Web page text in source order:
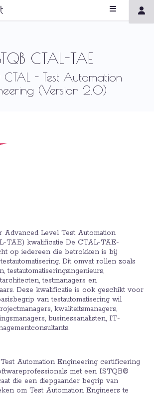
CTAL-TAE
CTAL - Test Automation
(Version 2.0)
Advanced Level Test Automation
TAE) kwalificatie De CTAL-TAE-
op iedereen die betrokken is bij
Dit omvat rollen zoals
testautomatiseringsingenieurs,
testmanagers en
Deze kwalificatie is ook geschikt voor
van testautomatisering wil
kwaliteitsmanagers,
businessanalisten, IT-
Automation Engineering certificering
met een ISTQB®
die een diepgaander begrip van
om Test Automation Engineers te